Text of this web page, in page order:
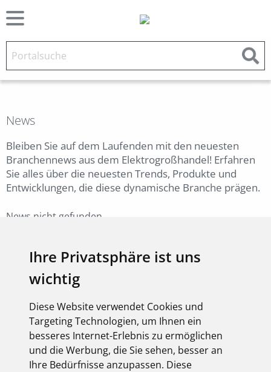
Ihre Privatsphäre ist uns
wichtig
Diese Website verwendet Cookies und
Targeting Technologien, um Ihnen ein
besseres Internet-Erlebnis zu ermöglichen
und die Werbung, die Sie sehen, besser an
Ihre Bedürfnisse anzupassen. Diese
News
Bleiben Sie auf dem Laufenden mit den neuesten
Branchennews aus dem Elektrogroßhandel! Erfahren
Sie alles über die neuesten Trends, Produkte und
Entwicklungen, die diese dynamische Branche prägen.
News nicht gefunden.
Onlineshop-Login
Unser Onlineshop ist immer geöffnet.